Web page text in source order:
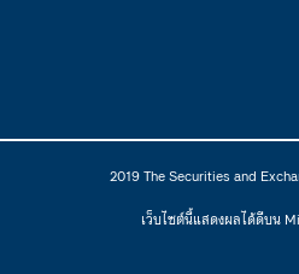
2019 The Securities and
เว็บไซต์นี้แสดงผลได้ดีบน